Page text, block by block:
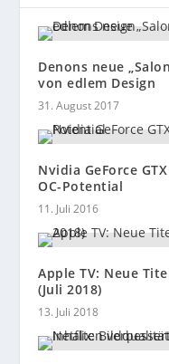
Denons neue
von edlem Design
31. August 2017
Nvidia GeForce
OC-Potential
11. Juli 2016
Apple TV: Neue
(Juli 2018)
13. Juli 2018